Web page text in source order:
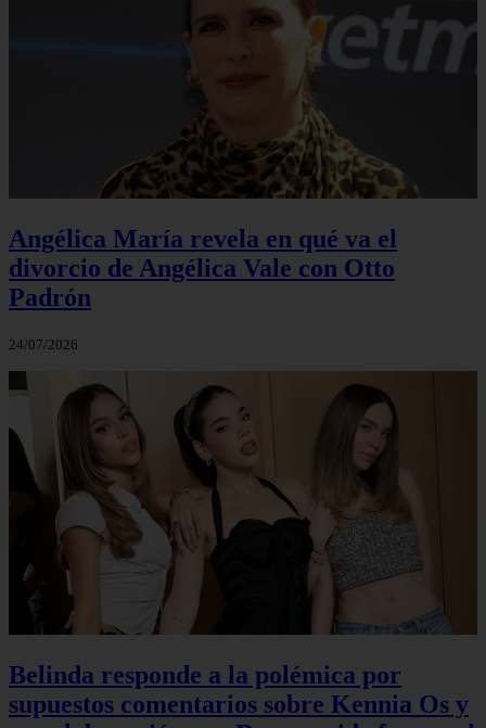
Angélica María revela en qué va el
divorcio de Angélica Vale con Otto
Padrón
24/07/2026
Belinda responde a la polémica por
supuestos comentarios sobre Kennia Os y